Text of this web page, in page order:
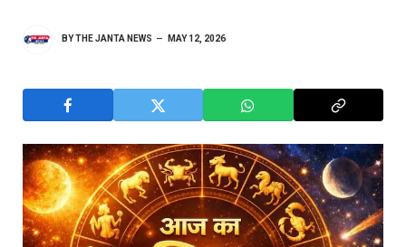
BYTHE JANTA NEWS MAY 12, 2026